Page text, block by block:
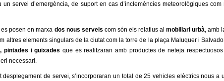
un servei d’emergència, de suport en cas d’inclemències meteorològiques
posen en marxa dos nous serveis com són els relatius almobiliari urbà, amb
altres elements singulars de la ciutat com la torre de la plaça Maluquer i
pintades i guixades que es realitzaran amb productes de neteja
necessari.
desplegament de servei, s’incorporaran un total de 25 vehicles elèctrics nous a